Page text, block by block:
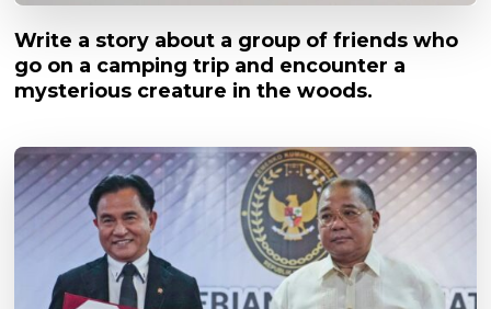
Write a story about a group of friends who
go on a camping trip and encounter a
mysterious creature in the woods.